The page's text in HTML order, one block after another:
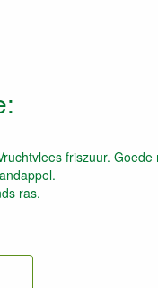
friszuur.
ras.